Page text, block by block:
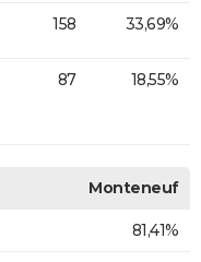
158 33,69%
87 18,55%
Monteneuf
81,41%